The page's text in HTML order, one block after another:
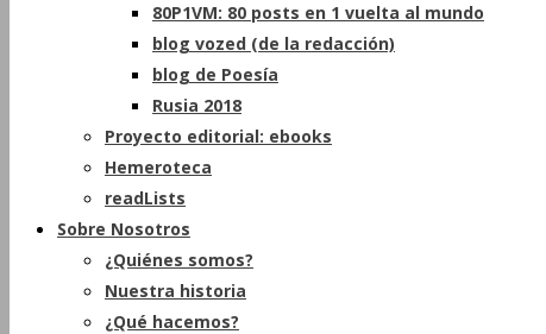
80P1VM: 80 posts en 1 vuelta al mundo
blog vozed (de la redacción)
blog de Poesía
Rusia 2018
Proyecto editorial: ebooks
Hemeroteca
readLists
Sobre Nosotros
¿Quiénes somos?
Nuestra historia
¿Qué hacemos?